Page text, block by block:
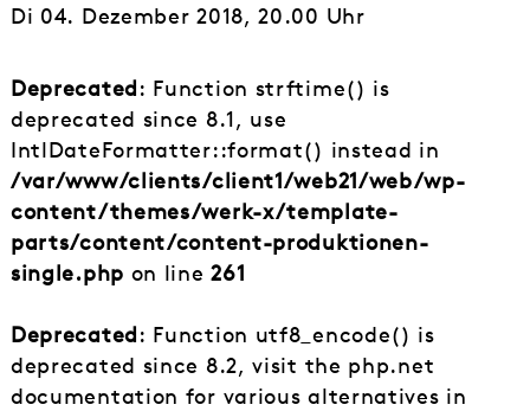
Di 04. Dezember 2018, 20.00 Uhr
Deprecated: Function strftime() is
deprecated since 8.1, use
IntlDateFormatter::format() instead in
/var/www/clients/client1/web21/web/wp-
content/themes/werk-x/template-
parts/content/content-produktionen-
single.php on line261
Deprecated: Function utf8_encode() is
deprecated since 8.2, visit the php.net
documentation for various alternatives in